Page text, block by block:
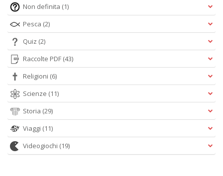
Non definita (1)
Pesca (2)
Quiz (2)
Raccolte PDF (43)
Religioni (6)
Scienze (11)
Storia (29)
Viaggi (11)
Videogiochi (19)